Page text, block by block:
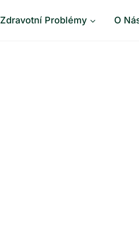
Zdravotní Problémy O